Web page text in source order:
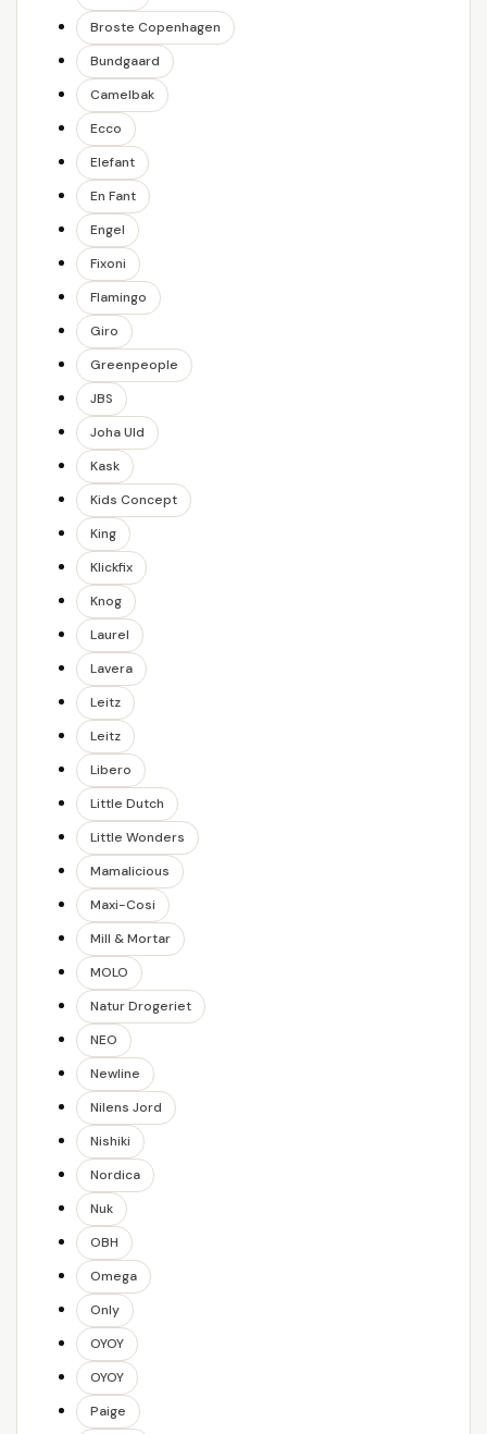
Broste Copenhagen
Bundgaard
Camelbak
Ecco
Elefant
En Fant
Engel
Fixoni
Flamingo
Giro
Greenpeople
JBS
Joha Uld
Kask
Kids Concept
King
Klickfix
Knog
Laurel
Lavera
Leitz
Leitz
Libero
Little Dutch
Little Wonders
Mamalicious
Maxi-Cosi
Mill & Mortar
MOLO
Natur Drogeriet
NEO
Newline
Nilens Jord
Nishiki
Nordica
Nuk
OBH
Omega
Only
OYOY
OYOY
Paige